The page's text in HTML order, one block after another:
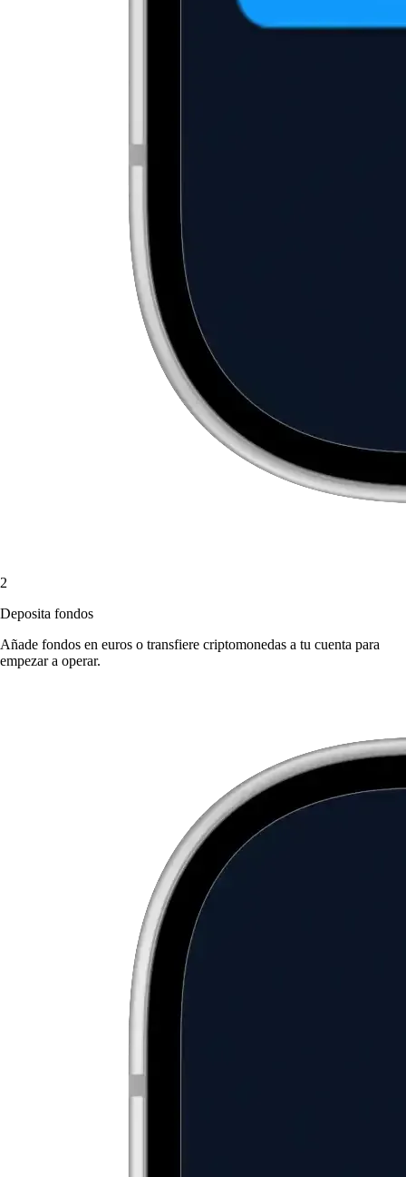
2
Deposita fondos
Añade fondos en euros o transfiere criptomonedas a tu cuenta para
empezar a operar.